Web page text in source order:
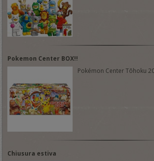
Pokemon Center BOX!!
Pokémon Center Tōhoku
Chiusura estiva